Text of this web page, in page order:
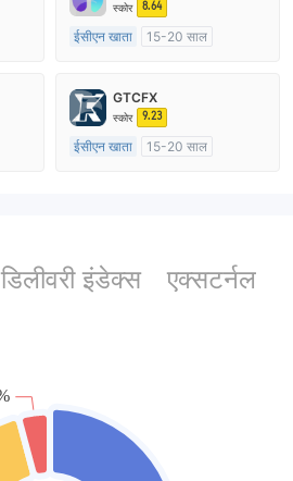
स्कोर 8.64
ईसीएन खाता
15-20 साल
मार्केट मेकिंग (एमएम)
मुख्य-लेबल MT4
GTCFX
स्कोर 9.23
ईसीएन खाता
15-20 साल
डिलीवरी इंडेक्स एक्सटर्नल